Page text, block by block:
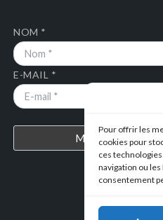
Pour offrir les
cookies pour
ces
navigation ou
consentement
NOM *
E-MAIL *